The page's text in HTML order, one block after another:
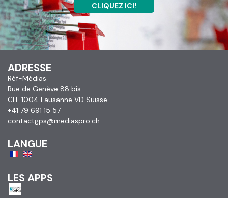
CLIQUEZ ICI!
ADRESSE
Réf-Médias
Rue de Genève 88 bis
CH-1004 Lausanne VD Suisse
+41 79 691 15 57
contactgps@mediaspro.ch
LANGUE
LES APPS